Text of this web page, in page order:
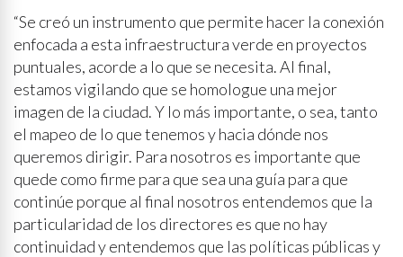
“Se creó un instrumento que permite hacer la conexión
enfocada a esta infraestructura verde en proyectos
puntuales, acorde a lo que se necesita. Al final,
estamos vigilando que se homologue una mejor
imagen de la ciudad. Y lo más importante, o sea, tanto
el mapeo de lo que tenemos y hacia dónde nos
queremos dirigir. Para nosotros es importante que
quede como firme para que sea una guía para que
continúe porque al final nosotros entendemos que la
particularidad de los directores es que no hay
continuidad y entendemos que las políticas públicas y